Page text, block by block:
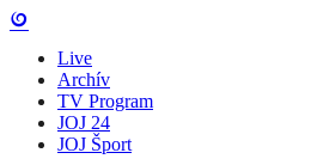
Live
Archív
TV Program
JOJ 24
JOJ Šport